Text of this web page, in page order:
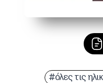
#όλες τις